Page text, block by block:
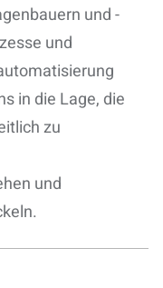
und -
und
in die Lage, die
zu
und